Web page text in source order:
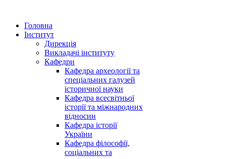
Головна
Інститут
Дирекція
Викладачі інституту
Кафедри
Кафедра археології та
спеціальних галузей
історичної науки
Кафедра всесвітньої
історії та міжнародних
відносин
Кафедра історії
України
Кафедра філософії,
соціальних та